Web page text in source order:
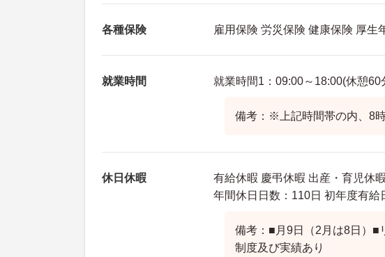
各種保険 雇用保険 労災保険 健康保険 厚生
就業時間 就業時間1：09:00～18:00(休憩60
備考：※上記時間帯の内、8
休日休暇
有給休暇 慶弔休暇 出産・育児休
年間休日日数：110日 初年度有給
備考：■月9日（2月は8日）■
制度及び実績あり